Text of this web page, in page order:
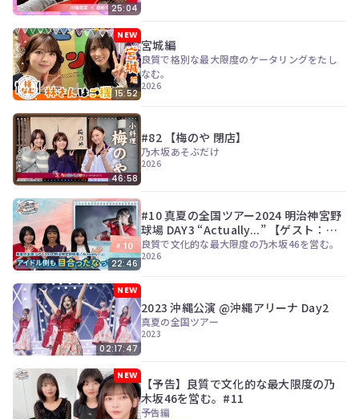
す。
今
す
ぐ
会
員
登
録
す
る
25:04
NEW
15:52
宮城編
良質で格別な最大限度のケータリングをたし
なむ。
2026
46:58
#82 【梅のや 閉店】
乃木坂あそぶだけ
2026
22:46
#10 真夏の全国ツアー2024 明治神宮野
球場 DAY3 “Actually...” 【ゲスト：伊
藤亜和】
良質で文化的な最大限度の乃木坂46を営む。
2026
NEW
02:17:47
2023 沖縄公演 @沖縄アリーナ Day2
真夏の全国ツアー
2023
NEW
【予告】良質で文化的な最大限度の乃
木坂46を営む。#11
予告編